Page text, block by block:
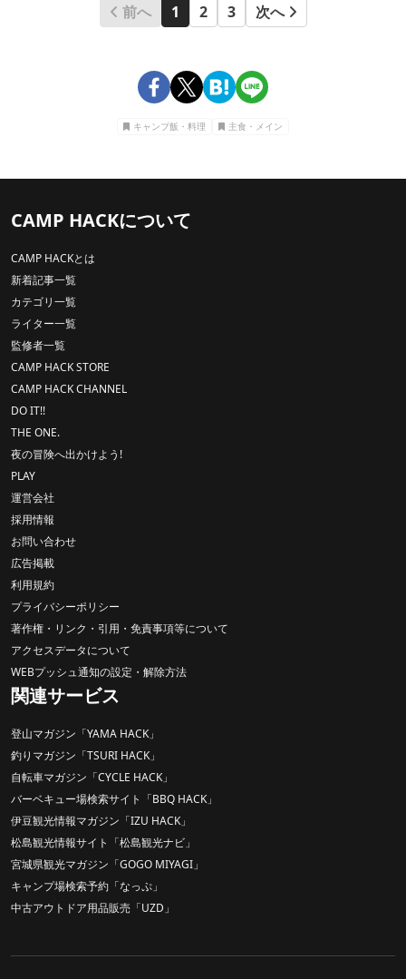
前へ 1 2 3 次へ
キャンプ飯・料理 主食・メイン
CAMP HACKについて
CAMP HACKとは
新着記事一覧
カテゴリ一覧
ライター一覧
監修者一覧
CAMP HACK STORE
CAMP HACK CHANNEL
DO IT!!
THE ONE.
夜の冒険へ出かけよう!
PLAY
運営会社
採用情報
お問い合わせ
広告掲載
利用規約
プライバシーポリシー
著作権・リンク・引用・免責事項等について
アクセスデータについて
WEBプッシュ通知の設定・解除方法
関連サービス
登山マガジン「YAMA HACK」
釣りマガジン「TSURI HACK」
自転車マガジン「CYCLE HACK」
バーベキュー場検索サイト「BBQ HACK」
伊豆観光情報マガジン「IZU HACK」
松島観光情報サイト「松島観光ナビ」
宮城県観光マガジン「GOGO MIYAGI」
キャンプ場検索予約「なっぷ」
中古アウトドア用品販売「UZD」